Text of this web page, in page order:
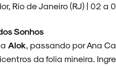
Rio de Janeiro (RJ) | 02 a
Sonhos
a Alok , passando por Ana
da folia mineira.